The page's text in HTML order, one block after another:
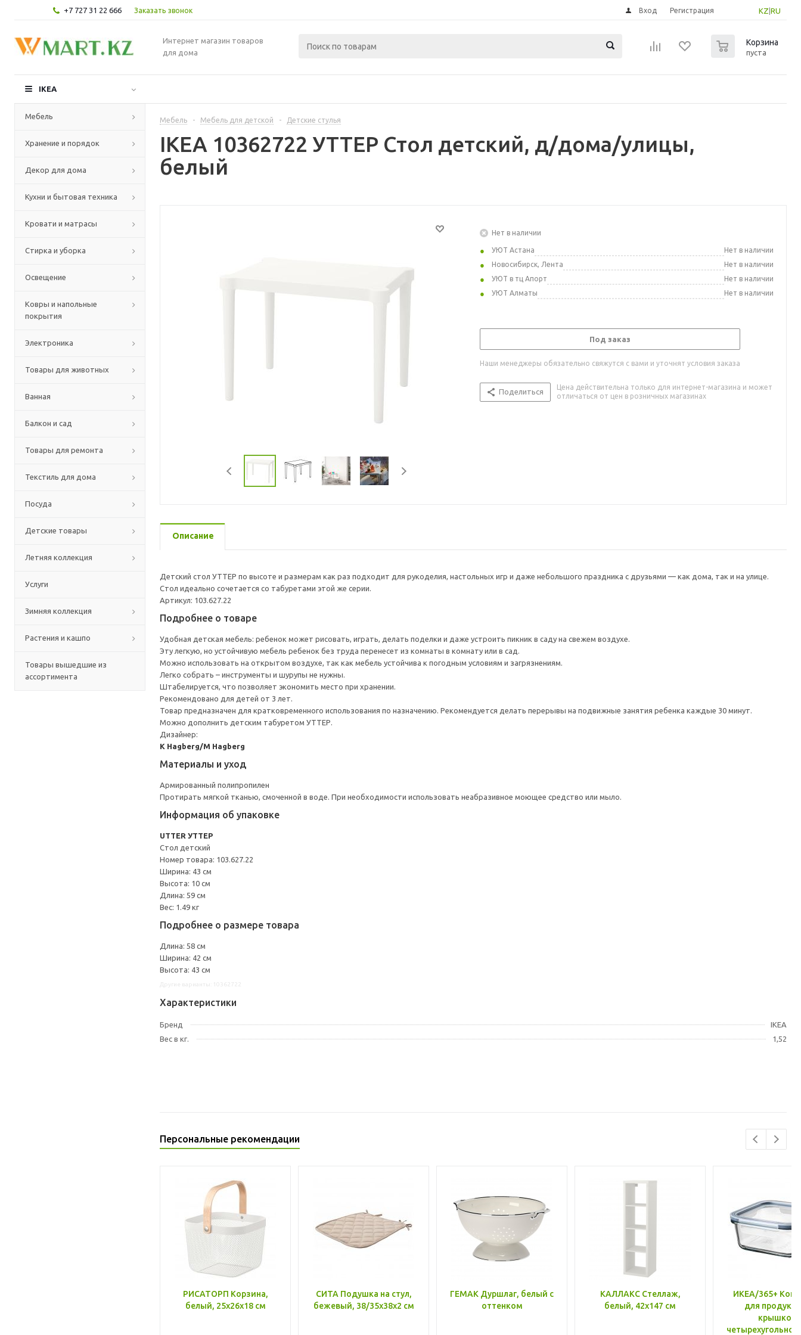
+7 727 31 22 666 Заказать звонок KZ RU
Вход Регистрация
Интернет магазин товаров
для дома
Корзина
пуста
IKEA
Мебель
Хранение и порядок
Декор для дома
Кухни и бытовая техника
Кровати и матрасы
Стирка и уборка
Освещение
Ковры и напольные
покрытия
Электроника
Товары для животных
Ванная
Балкон и сад
Товары для ремонта
Текстиль для дома
Посуда
Детские товары
Летняя коллекция
Услуги
Зимняя коллекция
Растения и кашпо
Товары вышедшие из
ассортимента
Мебель - Мебель для детской - Детские стулья
IKEA 10362722 УТТЕР Стол детский, д/дома/улицы,
белый
Нет в наличии
УЮТ Астана
Нет в наличии
Новосибирск, Лента
Нет в наличии
УЮТ в тц Апорт
Нет в наличии
УЮТ Алматы
Нет в наличии
Под заказ
Наши менеджеры обязательно свяжутся с вами и уточнят условия заказа
Поделиться
Цена действительна только для интернет-магазина и может
отличаться от цен в розничных магазинах
Описание
Детский стол УТТЕР по высоте и размерам как раз подходит для рукоделия, настольных игр и даже небольшого праздника с друзьями — как дома, так и на улице.
Стол идеально сочетается со табуретами этой же серии.
Артикул: 103.627.22
Подробнее о товаре
Удобная детская мебель: ребенок может рисовать, играть, делать поделки и даже устроить пикник в саду на свежем воздухе.
Эту легкую, но устойчивую мебель ребенок без труда перенесет из комнаты в комнату или в сад.
Можно использовать на открытом воздухе, так как мебель устойчива к погодным условиям и загрязнениям.
Легко собрать – инструменты и шурупы не нужны.
Штабелируется, что позволяет экономить место при хранении.
Рекомендовано для детей от 3 лет.
Товар предназначен для кратковременного использования по назначению. Рекомендуется делать перерывы на подвижные занятия ребенка каждые 30 минут.
Можно дополнить детским табуретом УТТЕР.
Дизайнер:
K Hagberg/M Hagberg
Материалы и уход
Армированный полипропилен
Протирать мягкой тканью, смоченной в воде. При необходимости использовать неабразивное моющее средство или мыло.
Информация об упаковке
UTTER УТТЕР
Стол детский
Номер товара: 103.627.22
Ширина: 43 см
Высота: 10 см
Длина: 59 см
Вес: 1.49 кг
Подробнее о размере товара
Длина: 58 см
Ширина: 42 см
Высота: 43 см
Характеристики
Бренд
IKEA
Вес в кг.
1,52
Персональные рекомендации
РИСАТОРП Корзина,
белый, 25x26x18 см
СИТА Подушка на стул,
бежевый, 38/35x38x2 см
ГЕМАК Дуршлаг, белый с
оттенком
КАЛЛАКС Стеллаж,
белый, 42x147 см
ИКЕА/365+
для
крышкой,